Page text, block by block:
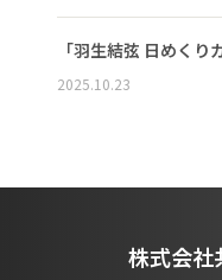
「羽生結弦 日めく
2025.10.23
株式会社